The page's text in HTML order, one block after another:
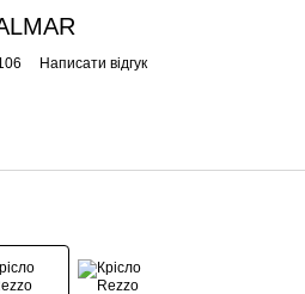
Написати відгук